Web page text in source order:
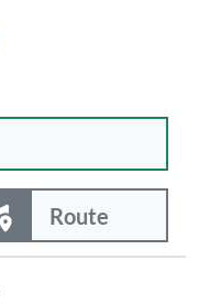
Route